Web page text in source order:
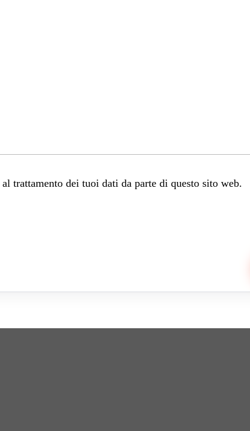
trattamento dei tuoi dati da parte di questo sito web.